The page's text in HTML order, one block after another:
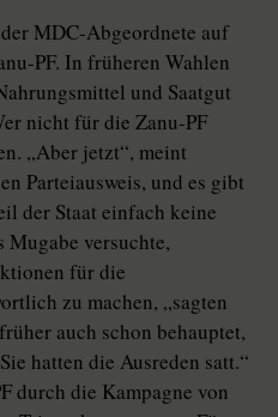
MDC-Abgeordnete auf
PF. In früheren Wahlen
und Saatgut
nicht für die Zanu-PF
„Aber jetzt“, meint
Parteiausweis, und es gibt
der Staat einfach keine
Mugabe versuchte,
für die
zu machen, „sagten
auch schon behauptet,
hatten die Ausreden satt.“
durch die Kampagne von